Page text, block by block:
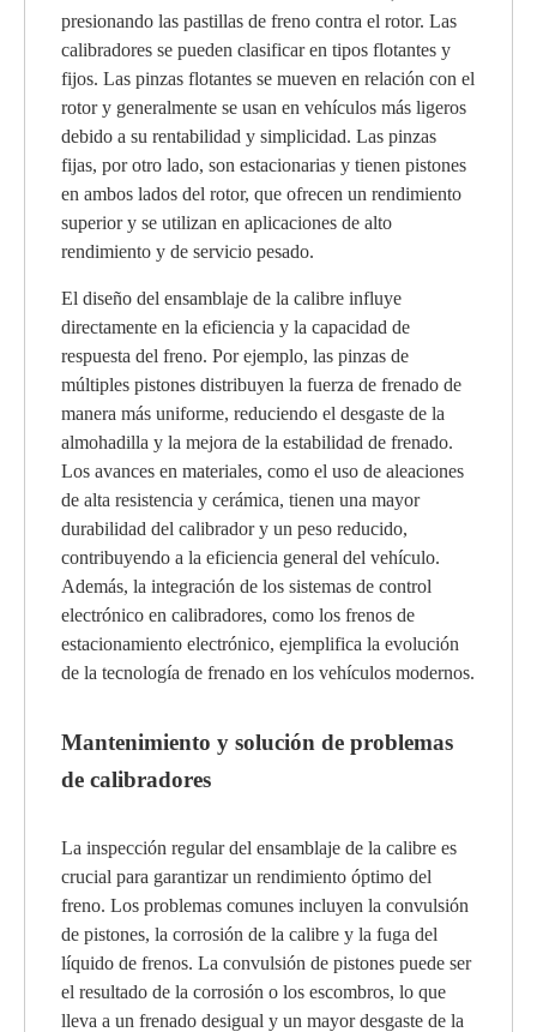
presionando las pastillas de freno contra el rotor. Las
calibradores se pueden clasificar en tipos flotantes y
fijos. Las pinzas flotantes se mueven en relación con el
rotor y generalmente se usan en vehículos más ligeros
debido a su rentabilidad y simplicidad. Las pinzas
fijas, por otro lado, son estacionarias y tienen pistones
en ambos lados del rotor, que ofrecen un rendimiento
superior y se utilizan en aplicaciones de alto
rendimiento y de servicio pesado.
El diseño del ensamblaje de la calibre influye
directamente en la eficiencia y la capacidad de
respuesta del freno. Por ejemplo, las pinzas de
múltiples pistones distribuyen la fuerza de frenado de
manera más uniforme, reduciendo el desgaste de la
almohadilla y la mejora de la estabilidad de frenado.
Los avances en materiales, como el uso de aleaciones
de alta resistencia y cerámica, tienen una mayor
durabilidad del calibrador y un peso reducido,
contribuyendo a la eficiencia general del vehículo.
Además, la integración de los sistemas de control
electrónico en calibradores, como los frenos de
estacionamiento electrónico, ejemplifica la evolución
de la tecnología de frenado en los vehículos modernos.
Mantenimiento y solución de problemas
de calibradores
La inspección regular del ensamblaje de la calibre es
crucial para garantizar un rendimiento óptimo del
freno. Los problemas comunes incluyen la convulsión
de pistones, la corrosión de la calibre y la fuga del
líquido de frenos. La convulsión de pistones puede ser
el resultado de la corrosión o los escombros, lo que
lleva a un frenado desigual y un mayor desgaste de la